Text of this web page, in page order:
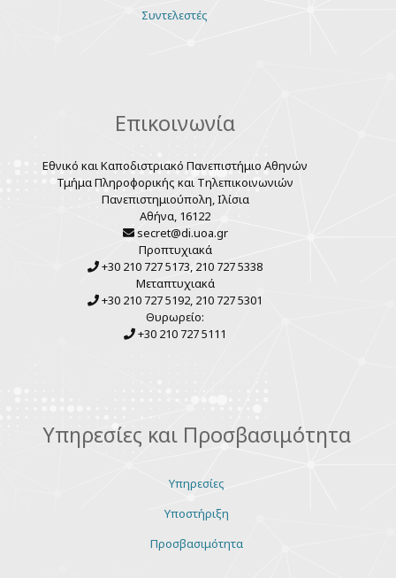
Συντελεστές
Επικοινωνία
Εθνικό και Καποδιστριακό Πανεπιστήμιο Αθηνών
Τμήμα Πληροφορικής και Τηλεπικοινωνιών
Πανεπιστημιούπολη, Ιλίσια
Αθήνα, 16122
secret@di.uoa.gr
Προπτυχιακά
+30 210 727 5173, 210 727 5338
Μεταπτυχιακά
+30 210 727 5192, 210 727 5301
Θυρωρείο:
+30 210 727 5111
Υπηρεσίες και Προσβασιμότητα
Υπηρεσίες
Υποστήριξη
Προσβασιμότητα